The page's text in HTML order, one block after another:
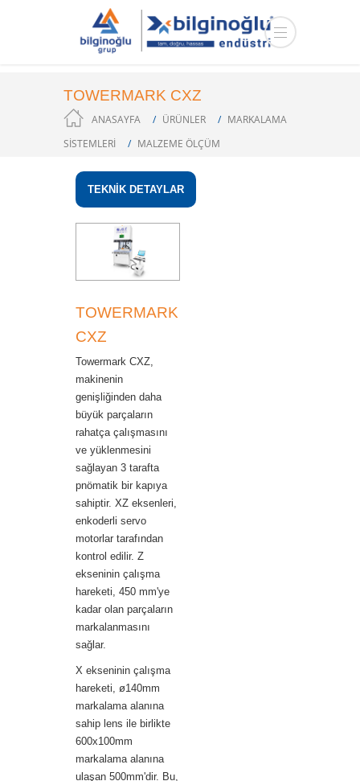
TOWERMARK CXZ
ANASAYFA ÜRÜNLER
MARKALAMA
SİSTEMLERİ
MALZEME ÖLÇÜM
TEKNİK DETAYLAR
TOWERMARK
CXZ
Towermark CXZ,
makinenin
genişliğinden daha
büyük parçaların
rahatça çalışmasını
ve yüklenmesini
sağlayan 3 tarafta
pnömatik bir kapıya
sahiptir. XZ eksenleri,
enkoderli servo
motorlar tarafından
kontrol edilir. Z
ekseninin çalışma
hareketi, 450 mm'ye
kadar olan parçaların
markalanmasını
sağlar.
X ekseninin çalışma
hareketi, ø140mm
markalama alanına
sahip lens ile birlikte
600x100mm
markalama alanına
ulaşan 500mm'dir. Bu,